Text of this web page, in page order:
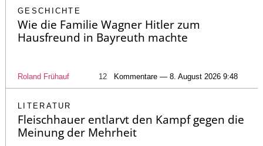
GESCHICHTE
Wie die Familie Wagner Hitler zum
Hausfreund in Bayreuth machte
Roland Frühauf 12 Kommentare — 8. August 2026 9:48
LITERATUR
Fleischhauer entlarvt den Kampf gegen die
Meinung der Mehrheit